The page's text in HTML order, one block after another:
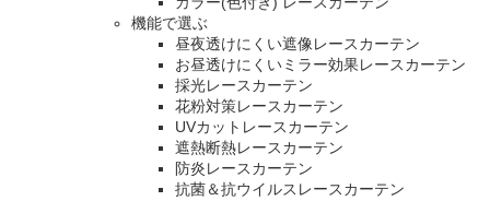
機能で選ぶ
昼夜透けにくい遮像レースカーテン
お昼透けにくいミラー効果レースカーテン
採光レースカーテン
花粉対策レースカーテン
UVカットレースカーテン
遮熱断熱レースカーテン
防炎レースカーテン
抗菌＆抗ウイルスレースカーテン